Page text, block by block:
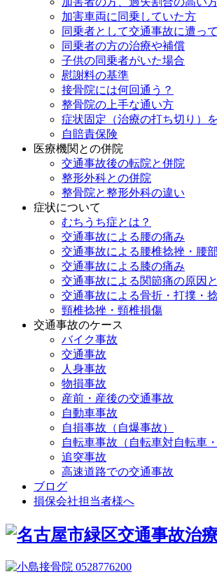
加害車両に同乗していた方
同乗者として交通事故に遭っ
同乗者の方の治療や補償
子供の同乗者がいた場合
慰謝料の基準
接骨院には何回通う？
整骨院の上手な通い方
症状固定（治療の打ち切り）
自賠責保険
医療機関との併院
交通事故後の転院と併院
整形外科との併院
整骨院と整形外科の違い
症状について
むちうち症とは？
交通事故による腰の痛み
交通事故による腰椎捻挫・腰
交通事故による膝の痛み
交通事故による関節痛の原因
交通事故による骨折・打撲・
頸椎捻挫・頸椎損傷
交通事故のケース
バイク事故
交通事故
人身事故
物損事故
産前・産後の交通事故
自動車事故
自損事故（自爆事故）
自転車事故（自転車対自転車
追突事故
高速道路での交通事故
ブログ
損保会社担当者様へ